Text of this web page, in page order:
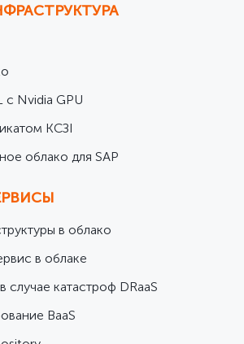
с Nvidia GPU
КСЗІ
облако для SAP
в облако
в облаке
случае катастроф DRaaS
BaaS